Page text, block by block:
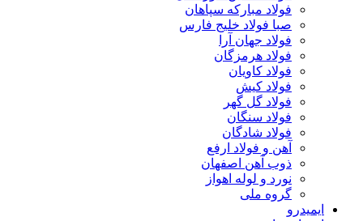
فولاد مبارکه سپاهان
صبا فولاد خلیج فارس
فولاد جهان آرا
فولاد هرمزگان
فولاد کاویان
فولاد کیش
فولاد گل گهر
فولاد سنگان
فولاد شادگان
آهن و فولاد ارفع
ذوب آهن اصفهان
نورد و لوله اهواز
گروه ملی
ایمیدرو